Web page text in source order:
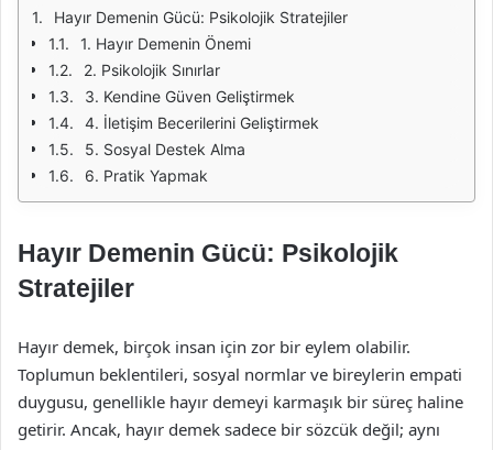
Hayır Demenin Gücü: Psikolojik Stratejiler
1. Hayır Demenin Önemi
2. Psikolojik Sınırlar
3. Kendine Güven Geliştirmek
4. İletişim Becerilerini Geliştirmek
5. Sosyal Destek Alma
6. Pratik Yapmak
Hayır Demenin Gücü: Psikolojik
Stratejiler
Hayır demek, birçok insan için zor bir eylem olabilir.
Toplumun beklentileri, sosyal normlar ve bireylerin empati
duygusu, genellikle hayır demeyi karmaşık bir süreç haline
getirir. Ancak, hayır demek sadece bir sözcük değil; aynı